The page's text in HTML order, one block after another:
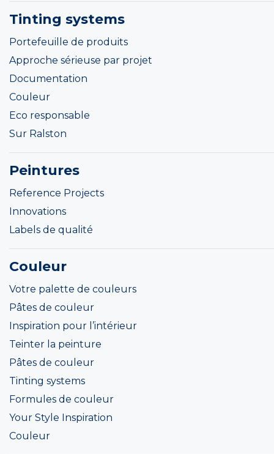
Tinting systems
Portefeuille de produits
Approche sérieuse par projet
Documentation
Couleur
Eco responsable
Sur Ralston
Peintures
Reference Projects
Innovations
Labels de qualité
Couleur
Votre palette de couleurs
Pâtes de couleur
Inspiration pour l’intérieur
Teinter la peinture
Pâtes de couleur
Tinting systems
Formules de couleur
Your Style Inspiration
Couleur